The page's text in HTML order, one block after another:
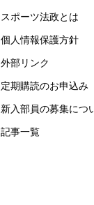
スポーツ法政とは
個人情報保護方針
外部リンク
定期購読のお申込み
新入部員の募集につ
記事一覧